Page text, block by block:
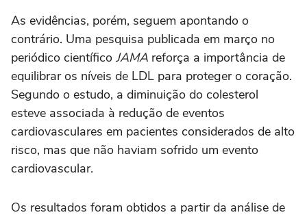
As evidências, porém, seguem apontando o
contrário. Uma pesquisa publicada em março no
periódico científico JAMA reforça a importância de
equilibrar os níveis de LDL para proteger o coração.
Segundo o estudo, a diminuição do colesterol
esteve associada à redução de eventos
cardiovasculares em pacientes considerados de alto
risco, mas que não haviam sofrido um evento
cardiovascular.
Os resultados foram obtidos a partir da análise de